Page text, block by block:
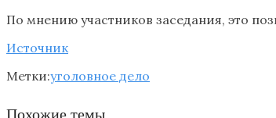
По мнению участников заседания, это
Источник
Метки:уголовное дело
Похожие темы